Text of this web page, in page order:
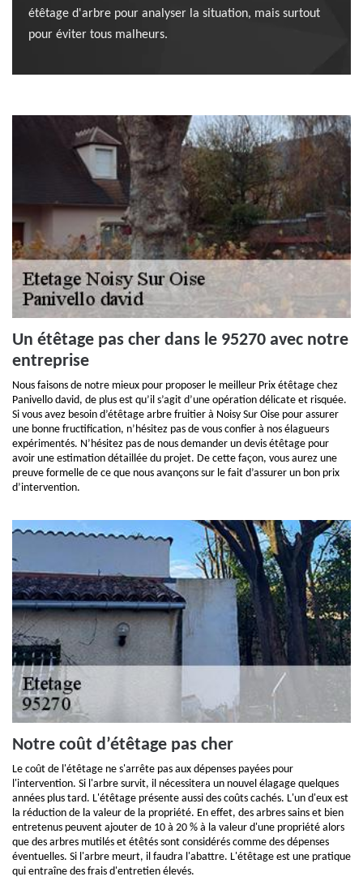
étêtage d'arbre pour analyser la situation, mais surtout
pour éviter tous malheurs.
Un étêtage pas cher dans le 95270 avec notre
entreprise
Nous faisons de notre mieux pour proposer le meilleur Prix étêtage chez
Panivello david, de plus est qu’il s’agit d’une opération délicate et risquée.
Si vous avez besoin d’étêtage arbre fruitier à Noisy Sur Oise pour assurer
une bonne fructification, n’hésitez pas de vous confier à nos élagueurs
expérimentés. N’hésitez pas de nous demander un devis étêtage pour
avoir une estimation détaillée du projet. De cette façon, vous aurez une
preuve formelle de ce que nous avançons sur le fait d’assurer un bon prix
d’intervention.
Notre coût d’étêtage pas cher
Le coût de l'étêtage ne s'arrête pas aux dépenses payées pour
l'intervention. Si l'arbre survit, il nécessitera un nouvel élagage quelques
années plus tard. L'étêtage présente aussi des coûts cachés. L'un d'eux est
la réduction de la valeur de la propriété. En effet, des arbres sains et bien
entretenus peuvent ajouter de 10 à 20 % à la valeur d'une propriété alors
que des arbres mutilés et étêtés sont considérés comme des dépenses
éventuelles. Si l'arbre meurt, il faudra l'abattre. L'étêtage est une pratique
qui entraîne des frais d'entretien élevés.